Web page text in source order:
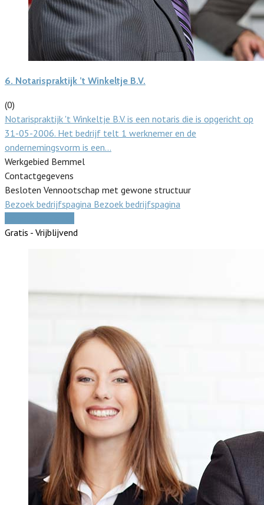
6. Notarispraktijk ’t Winkeltje B.V.
(0)
Notarispraktijk 't Winkeltje B.V. is een notaris die is opgericht op
31-05-2006. Het bedrijf telt 1 werknemer en de
ondernemingsvorm is een…
Werkgebied Bemmel
Contactgegevens
Besloten Vennootschap met gewone structuur
Bezoek bedrijfspagina Bezoek bedrijfspagina
Gratis - Vrijblijvend